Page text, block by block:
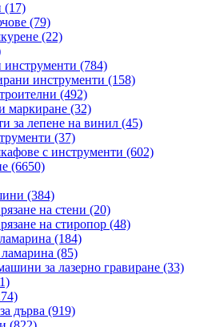
(17)
(79)
(22)
инструменти (784)
инструменти (158)
(492)
маркиране (32)
за лепене на винил (45)
(37)
с инструменти (602)
(6650)
(384)
на стени (20)
на стиропор (48)
(184)
(85)
за лазерно гравиране (33)
дърва (919)